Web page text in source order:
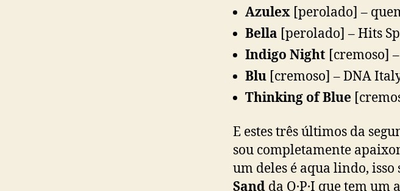
Azulex [perolado] –
Bella [perolado] – Hits
Indigo Night [cremoso]
Blu [cremoso] – DNA
Thinking of Blue
E estes três últimos da
sou completamente
um deles é aqua lindo,
Sand da O·P·I que tem